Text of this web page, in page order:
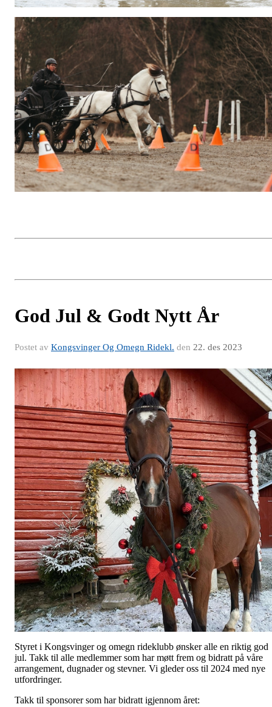
God Jul & Godt Nytt År
Postet av Kongsvinger Og Omegn Ridekl. den 22. des 2023
Styret i Kongsvinger og omegn rideklubb ønsker alle en riktig god
jul. Takk til alle medlemmer som har møtt frem og bidratt på våre
arrangement, dugnader og stevner. Vi gleder oss til 2024 med nye
utfordringer.
Takk til sponsorer som har bidratt igjennom året: